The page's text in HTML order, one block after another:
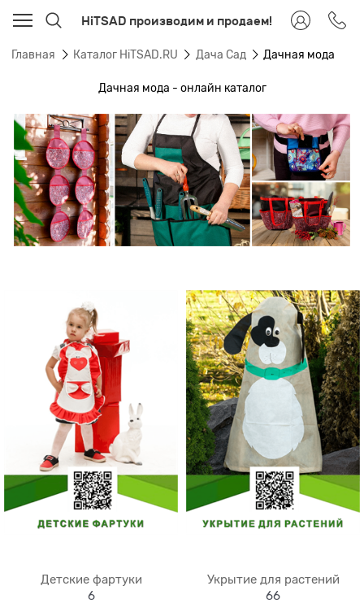
HiTSAD производим и продаем!
Главная Каталог HiTSAD.RU Дача Сад Дачная мода
Дачная мода - онлайн каталог
Детские фартуки
6
Укрытие для растений
66